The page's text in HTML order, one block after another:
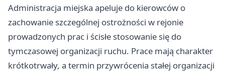
Administracja miejska apeluje do kierowców o
zachowanie szczególnej ostrożności w rejonie
prowadzonych prac i ścisłe stosowanie się do
tymczasowej organizacji ruchu. Prace mają charakter
krótkotrwały, a termin przywrócenia stałej organizacji